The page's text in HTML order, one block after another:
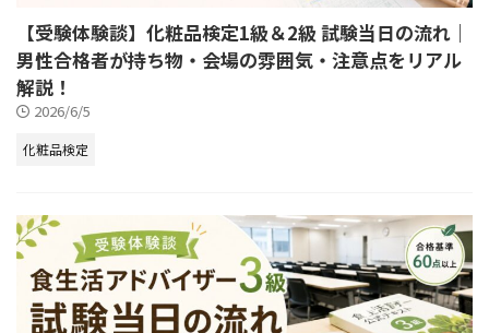
【受験体験談】化粧品検定1級＆2級 試験当日の流れ｜
男性合格者が持ち物・会場の雰囲気・注意点をリアル
解説！
2026/6/5
化粧品検定